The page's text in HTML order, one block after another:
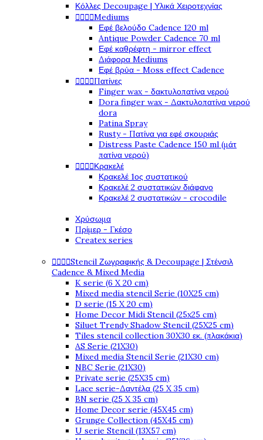
Κόλλες Decoupage | Υλικά Χειροτεχνίας
Mediums
Εφέ βελούδο Cadence 120 ml
Antique Powder Cadence 70 ml
Εφέ καθρέφτη - mirror effect
Διάφορα Mediums
Εφέ βρύα - Moss effect Cadence
Πατίνες
Finger wax - δακτυλοπατίνα νερού
Dora finger wax - Δακτυλοπατίνα νερού
dora
Patina Spray
Rusty - Πατίνα για εφέ σκουριάς
Distress Paste Cadence 150 ml (μάτ
πατίνα νερού)
Κρακελέ
Κρακελέ 1ος συστατικού
Κρακελέ 2 συστατικών διάφανο
Κρακελέ 2 συστατικών - crocodile
Χρύσωμα
Πρίμερ - Γκέσο
Createx series
Stencil Ζωγραφικής & Decoupage | Στένσιλ
Cadence & Mixed Media
K serie (6 X 20 cm)
Mixed media stencil Serie (10X25 cm)
D serie (15 X 20 cm)
Home Decor Midi Stencil (25x25 cm)
Siluet Trendy Shadow Stencil (25X25 cm)
Tiles stencil collection 30X30 εκ. (πλακάκια)
AS Serie (21X30)
Mixed media Stencil Serie (21X30 cm)
NBC Serie (21X30)
Private serie (25X35 cm)
Lace serie-Δαντέλα (25 X 35 cm)
BN serie (25 X 35 cm)
Home Decor serie (45X45 cm)
Grunge Collection (45X45 cm)
U serie Stencil (13X57 cm)